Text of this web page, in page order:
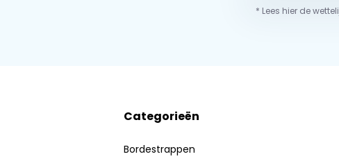
* Lees hier de
Categorieën
Bordestrappen